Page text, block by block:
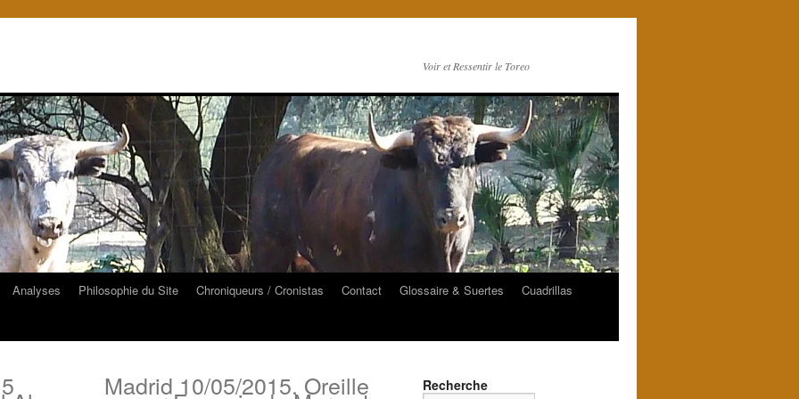
Voir et Ressentir le Toreo
Analyses Philosophie du Site Chroniqueurs / Cronistas Contact Glossaire & Suertes
Cuadrillas
Madrid 10/05/2015. Oreille Recherche